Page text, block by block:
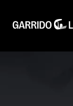
FISCAL LEGAL